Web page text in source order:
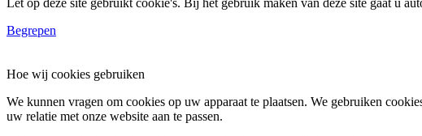
Let op deze site gebruikt cookie's. Bij het gebruik maken van deze site gaat u
Begrepen
Hoe wij cookies gebruiken
We kunnen vragen om cookies op uw apparaat te plaatsen. We gebruiken
uw relatie met onze website aan te passen.